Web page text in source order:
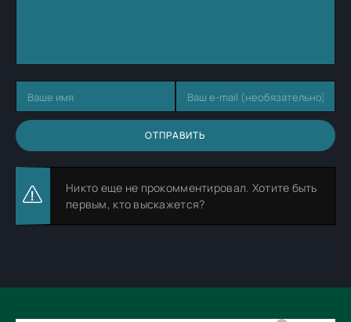
ОТПРАВИТЬ
Никто еще не прокомментировал. Хотите быть
первым, кто выскажется?